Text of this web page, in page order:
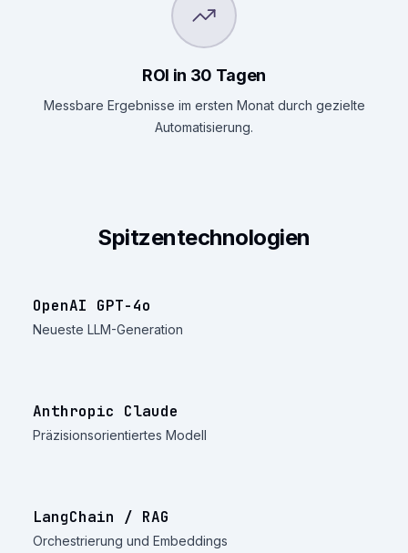
ROI in 30 Tagen
Messbare Ergebnisse im ersten Monat durch gezielte
Automatisierung.
Spitzentechnologien
OpenAI GPT-4o
Neueste LLM-Generation
Anthropic Claude
Präzisionsorientiertes Modell
LangChain / RAG
Orchestrierung und Embeddings